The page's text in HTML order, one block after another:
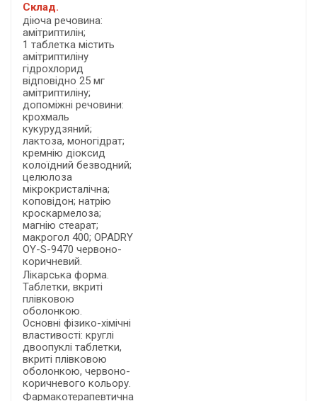
Склад.
діюча речовина:
амітриптилін;
1 таблетка містить
амітриптиліну
гідрохлорид
відповідно 25 мг
амітриптиліну;
допоміжні речовини:
крохмаль
кукурудзяний;
лактоза, моногідрат;
кремнію діоксид
колоїдний безводний;
целюлоза
мікрокристалічна;
коповідон; натрію
кроскармелоза;
магнію стеарат;
макрогол 400; OPADRY
OY-S-9470 червоно-
коричневий.
Лікарська форма.
Таблетки, вкриті
плівковою
оболонкою.
Основні фізико-хімічні
властивості: круглі
двоопуклі таблетки,
вкриті плівковою
оболонкою, червоно-
коричневого кольору.
Фармакотерапевтична